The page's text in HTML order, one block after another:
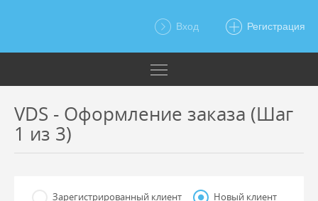
Вход Регистрация
VDS - Оформление заказа (Шаг
1 из 3)
Зарегистрированный клиент Новый клиент